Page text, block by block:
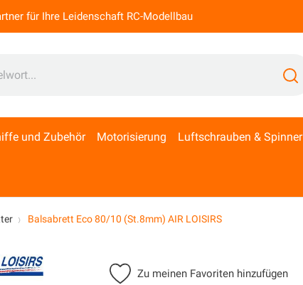
für Ihre Leidenschaft RC-Modellbau
und Zubehör Motorisierung Luftschrauben & Spinner
Balsabrett Eco 80/10 (St.8mm) AIR LOISIRS
Zu meinen Favoriten hinzufügen